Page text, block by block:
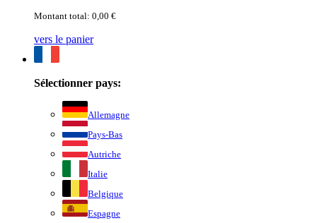
Montant total: 0,00 €
vers le panier
Sélectionner pays:
Allemagne
Pays-Bas
Autriche
Italie
Belgique
Espagne